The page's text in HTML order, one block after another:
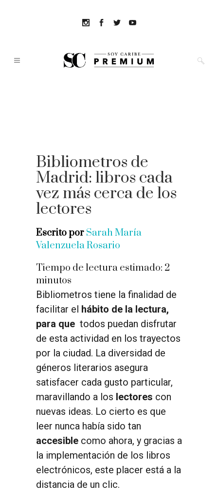
Bibliometros de
Madrid: libros cada
vez más cerca de los
lectores
Escrito por Sarah María
Valenzuela Rosario
Tiempo de lectura estimado: 2
minutos
Bibliometros tiene la finalidad de
facilitar el hábito de la lectura,
para que todos puedan disfrutar
de esta actividad en los trayectos
por la ciudad. La diversidad de
géneros literarios asegura
satisfacer cada gusto particular,
maravillando a los lectores con
nuevas ideas. Lo cierto es que
leer nunca había sido tan
accesible como ahora, y gracias a
la implementación de los libros
electrónicos, este placer está a la
distancia de un clic.